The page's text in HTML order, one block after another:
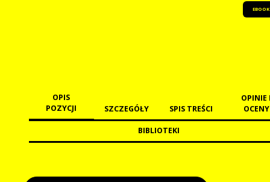
EBOOK
OPIS
POZYCJI
SZCZEGÓŁY SPIS TREŚCI
OPINIE
OCENY
BIBLIOTEKI